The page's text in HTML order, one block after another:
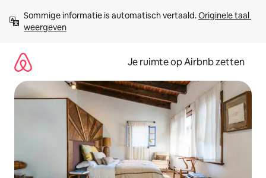
direct
naar
Sommige informatie is automatisch vertaald. Originele taal
weergeven
Je ruimte op Airbnb zetten